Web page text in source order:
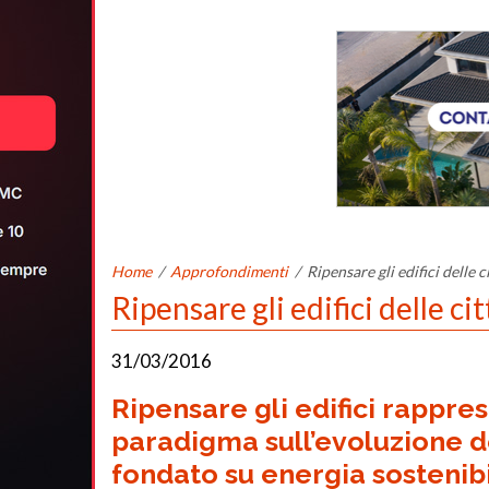
Home / Approfondimenti / Ripensare gli edifici delle
Ripensare gli edifici delle
31/03/2016
Ripensare gli edifici
paradigma sull’evoluzione
fondato su energia